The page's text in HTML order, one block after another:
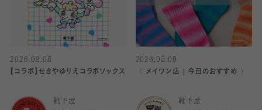
2026.08.08
【コラボ】せきやゆりえコラボソックス
靴下屋
2026.08.08
〈 メイワン店｜今日のおすすめ 〉
靴下屋